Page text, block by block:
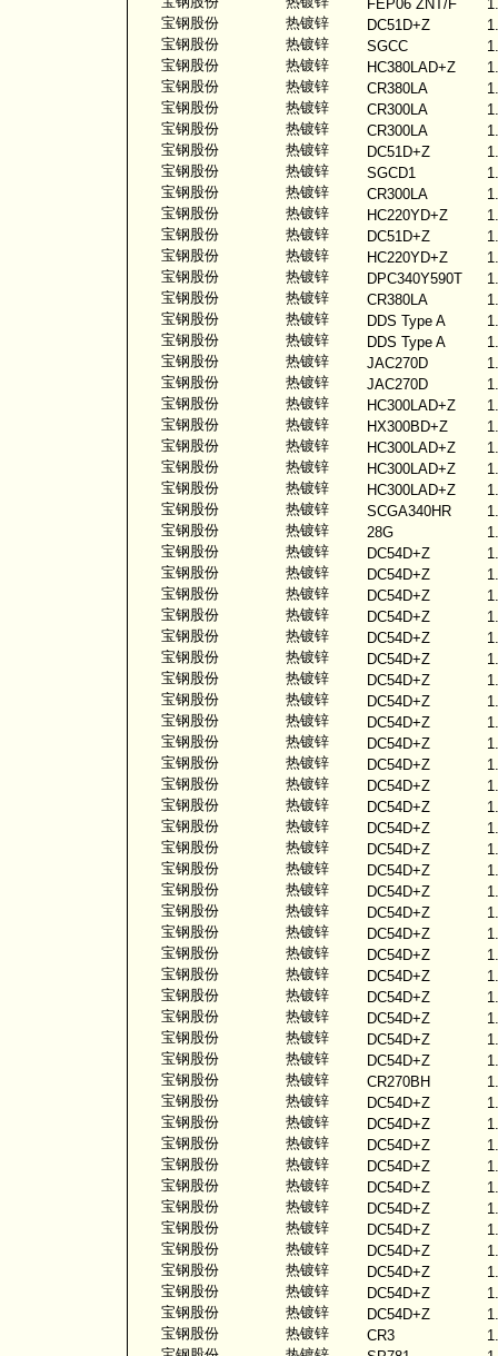
FEP06 ZNT/F
宝钢股份
热镀锌 DC51D+Z
宝钢股份
热镀锌 SGCC
宝钢股份
热镀锌 HC380LAD+Z
宝钢股份
热镀锌 CR380LA
宝钢股份
热镀锌 CR300LA
宝钢股份
热镀锌 CR300LA
宝钢股份
热镀锌 DC51D+Z
宝钢股份
热镀锌 SGCD1
宝钢股份
热镀锌 CR300LA
宝钢股份
热镀锌 HC220YD+Z
宝钢股份
热镀锌 DC51D+Z
宝钢股份
热镀锌 HC220YD+Z
宝钢股份
热镀锌 DPC340Y590T
宝钢股份
热镀锌 CR380LA
宝钢股份
热镀锌 DDS Type A
宝钢股份
热镀锌 DDS Type A
宝钢股份
热镀锌 JAC270D
宝钢股份
热镀锌 JAC270D
宝钢股份
热镀锌 HC300LAD+Z
宝钢股份
热镀锌 HX300BD+Z
宝钢股份
热镀锌 HC300LAD+Z
宝钢股份
热镀锌 HC300LAD+Z
宝钢股份
热镀锌 HC300LAD+Z
宝钢股份
热镀锌 SCGA340HR
宝钢股份
热镀锌 28G
宝钢股份
热镀锌 DC54D+Z
宝钢股份
热镀锌 DC54D+Z
宝钢股份
热镀锌 DC54D+Z
宝钢股份
热镀锌 DC54D+Z
宝钢股份
热镀锌 DC54D+Z
宝钢股份
热镀锌 DC54D+Z
宝钢股份
热镀锌 DC54D+Z
宝钢股份
热镀锌 DC54D+Z
宝钢股份
热镀锌 DC54D+Z
宝钢股份
热镀锌 DC54D+Z
宝钢股份
热镀锌 DC54D+Z
宝钢股份
热镀锌 DC54D+Z
宝钢股份
热镀锌 DC54D+Z
宝钢股份
热镀锌 DC54D+Z
宝钢股份
热镀锌 DC54D+Z
宝钢股份
热镀锌 DC54D+Z
宝钢股份
热镀锌 DC54D+Z
宝钢股份
热镀锌 DC54D+Z
宝钢股份
热镀锌 DC54D+Z
宝钢股份
热镀锌 DC54D+Z
宝钢股份
热镀锌 DC54D+Z
宝钢股份
热镀锌 DC54D+Z
宝钢股份
热镀锌 DC54D+Z
宝钢股份
热镀锌 DC54D+Z
宝钢股份
热镀锌 DC54D+Z
宝钢股份
热镀锌 CR270BH
宝钢股份
热镀锌 DC54D+Z
宝钢股份
热镀锌 DC54D+Z
宝钢股份
热镀锌 DC54D+Z
宝钢股份
热镀锌 DC54D+Z
宝钢股份
热镀锌 DC54D+Z
宝钢股份
热镀锌 DC54D+Z
宝钢股份
热镀锌 DC54D+Z
宝钢股份
热镀锌 DC54D+Z
宝钢股份
热镀锌 DC54D+Z
宝钢股份
热镀锌 DC54D+Z
宝钢股份
热镀锌 DC54D+Z
宝钢股份
热镀锌 CR3